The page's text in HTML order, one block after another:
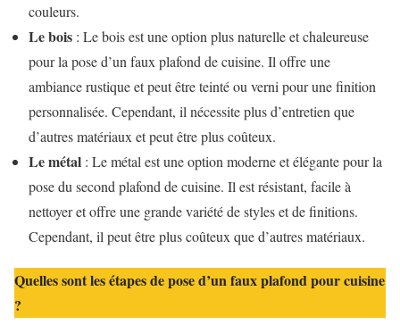
couleurs.
Le bois : Le bois est une option plus naturelle et chaleureuse
pour la pose d’un faux plafond de cuisine. Il offre une
ambiance rustique et peut être teinté ou verni pour une finition
personnalisée. Cependant, il nécessite plus d’entretien que
d’autres matériaux et peut être plus coûteux.
Le métal : Le métal est une option moderne et élégante pour la
pose du second plafond de cuisine. Il est résistant, facile à
nettoyer et offre une grande variété de styles et de finitions.
Cependant, il peut être plus coûteux que d’autres matériaux.
Quelles sont les étapes de pose d’un faux plafond pour cuisine
?